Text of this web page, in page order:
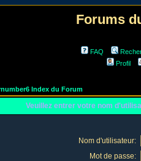
Forums
FAQ
Profil
Index du Forum
Veuillez entrer votre nom
Nom d'utilisateur:
Mot de passe: